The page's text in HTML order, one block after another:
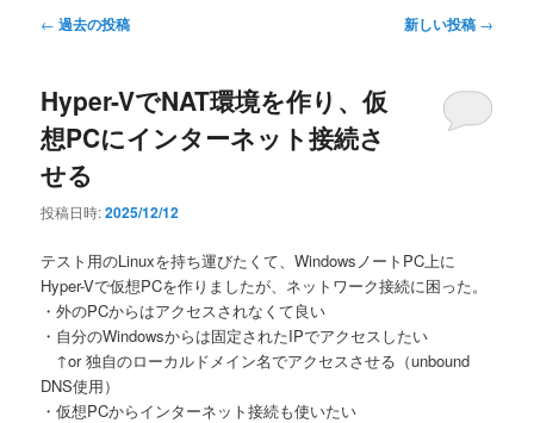
投
ビ
ゲ
ー
シ
ョ
ン
← 過去の投稿 新しい投稿 →
Hyper-VでNAT環境を作り、仮
想PCにインターネット接続さ
せる
投稿日時:2025/12/12
テスト用のLinuxを持ち運びたくて、WindowsノートPC上に
Hyper-Vで仮想PCを作りましたが、ネットワーク接続に困った。
・外のPCからはアクセスされなくて良い
・自分のWindowsからは固定されたIPでアクセスしたい
↑or 独自のローカルドメイン名でアクセスさせる（unbound
DNS使用）
・仮想PCからインターネット接続も使いたい